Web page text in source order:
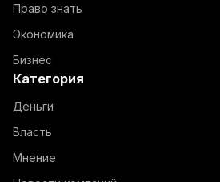
Право знать
Экономика
Бизнес
Категория
Деньги
Власть
Мнение